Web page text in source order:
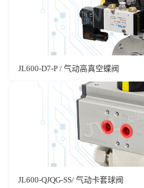
JL600-D7-P / 气动高真空蝶阀
JL600-QJQG-SS/ 气动卡套球阀